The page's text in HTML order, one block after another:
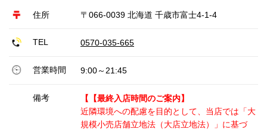
住所 〒066-0039 北海道 千歳市富士4-1-4
TEL 0570-035-665
営業時間 9:00～21:45
備考
【【最終入店時間のご案内】
近隣環境への配慮を目的として、当店では「大
規模小売店舗立地法（大店立地法）」に基づ